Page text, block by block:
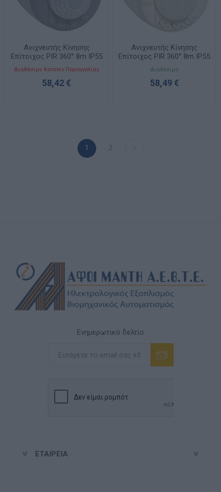
Ανιχνευτής Κίνησης
Επίτοιχος PIR 360° 8m IP55
Γκρι 069740
Διαθέσιμο Κατόπιν Παραγγελίας
58,42 €
Ανιχνευτής Κίνησης
Επίτοιχος PIR 360° 8m IP55
Λευκός 069780
Διαθέσιμο
58,49 €
1 2
Ενημερωτικό δελτίο
ΕΤΑΙΡΕΊΑ